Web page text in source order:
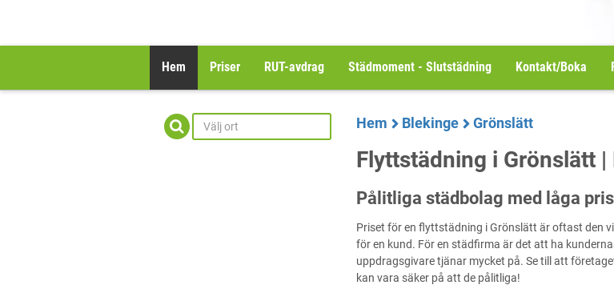
Hem Priser RUT-avdrag Städmoment - Slutstädning Kontakt/Boka
Hem Blekinge Grönslätt
Flyttstädning i Grönslätt
Pålitliga städbolag med låga
Priset för en flyttstädning i Grönslätt är oftast den
för en kund. För en städfirma är det att ha
uppdragsgivare tjänar mycket på. Se till att
kan vara säker på att de pålitliga!